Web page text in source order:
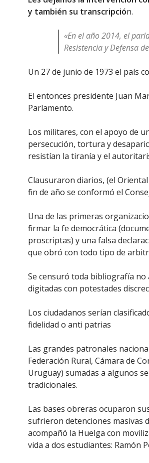
y también su transcripción.
«En el año 2014, el
Resistencia y Defensa
Un 27 de junio de 1973 el país
El entonces presidente Juan
Parlamento.
Los militares, con el apoyo de
persecución, tortura y
resistían la tiranía y el
Clausuraron diarios, (el
fin de año se conformó el
Una de las primeras
firmar la fe democrática
proscriptas) y una falsa
que obró con todo tipo de
Se censuró toda bibliografía
digitadas con potestades
Los ciudadanos serían
fidelidad o anti patrias
Las grandes patronales
Federación Rural, Cámara de
Uruguay) sumadas a algunos
tradicionales.
Las bases obreras ocuparon
sufrieron detenciones masivas
acompañó la Huelga con
vida a dos estudiantes: Ramón